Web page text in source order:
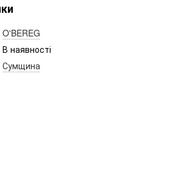
O'BEREG
В наявності
Сумщина